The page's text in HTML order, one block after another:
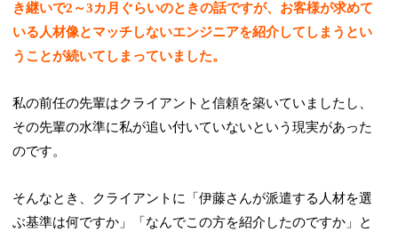
き継いで2～3カ月ぐらいのときの話ですが、お客様が求めて
いる人材像とマッチしないエンジニアを紹介してしまうとい
うことが続いてしまっていました。
私の前任の先輩はクライアントと信頼を築いていましたし、
その先輩の水準に私が追い付いていないという現実があった
のです。
そんなとき、クライアントに「伊藤さんが派遣する人材を選
ぶ基準は何ですか」「なんでこの方を紹介したのですか」と